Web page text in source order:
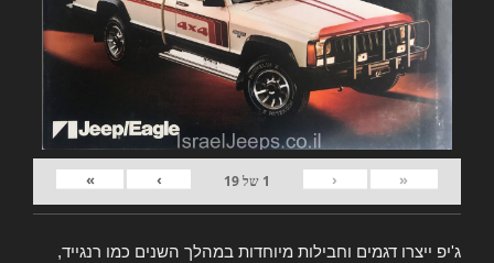
«
‹
1 של19
›
»
ג'יפ ייצרו דגמים וחבילות מיוחדות במהלך השנים כמו רנגייד,